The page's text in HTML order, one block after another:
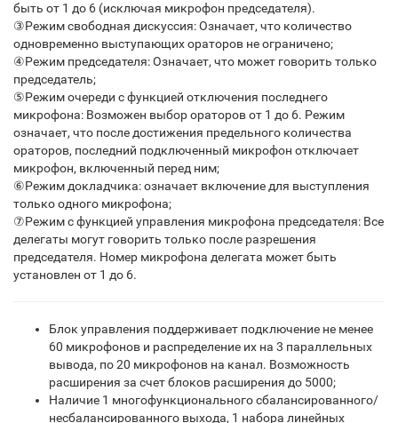
быть от 1 до 6 (исключая микрофон председателя).
③Режим свободная дискуссия: Означает, что количество
одновременно выступающих ораторов не ограничено;
④Режим председателя: Означает, что может говорить только
председатель;
⑤Режим очереди с функцией отключения последнего
микрофона: Возможен выбор ораторов от 1 до 6. Режим
означает, что после достижения предельного количества
ораторов, последний подключенный микрофон отключает
микрофон, включенный перед ним;
⑥Режим докладчика: означает включение для выступления
только одного микрофона;
⑦Режим с функцией управления микрофона председателя: Все
делегаты могут говорить только после разрешения
председателя. Номер микрофона делегата может быть
установлен от 1 до 6.
Блок управления поддерживает подключение не менее
60 микрофонов и распределение их на 3 параллельных
вывода, по 20 микрофонов на канал. Возможность
расширения за счет блоков расширения до 5000;
Наличие 1 многофункционального сбалансированного/
несбалансированного выхода, 1 набора линейных